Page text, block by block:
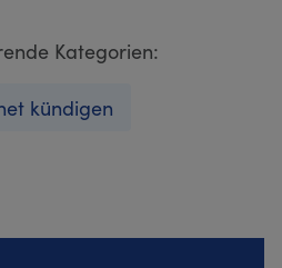
Kategorien:
kündigen